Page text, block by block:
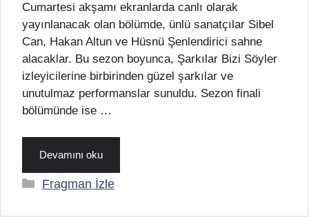
Cumartesi akşamı ekranlarda canlı olarak
yayınlanacak olan bölümde, ünlü sanatçılar Sibel
Can, Hakan Altun ve Hüsnü Şenlendirici sahne
alacaklar. Bu sezon boyunca, Şarkılar Bizi Söyler
izleyicilerine birbirinden güzel şarkılar ve
unutulmaz performanslar sunuldu. Sezon finali
bölümünde ise …
Devamını oku
Kategoriler
Fragman İzle